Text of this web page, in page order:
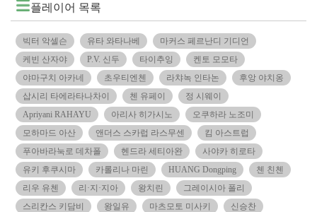
플레이어 목록
빅터 악셀슨 유타 와타나베
마커스 페르난디 기디언
케빈 산자야
P.V. 신두 타이추잉
켄토 모모타
야마구치 아카네
초우티엔첸 라챠녹 인타논
후앙 야치옹
삽시리 타에라타나차이
첸 유페이
정 시웨이
Apriyani RAHAYU
아리사 히가시노
오쿠하라 노조미
모하마드 아산
앤더스 스카럽 라스무센
킴 아스트럽
푸아바라눅로 데차폴
헨드라 세티아완
사야카 히로타
유키 후쿠시마
카롤리나 마린 HUANG Dongping
첸 친첸
리우 유첸
리·지·지아 왕치린
그레이시아 폴리
스리칸스 키담비
왕일유 마츠모토 미사키
신승찬